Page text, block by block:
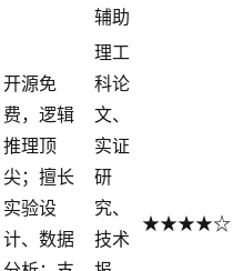
辅助
开源免
费，逻辑
推理顶
尖；擅长
实验设
计、数据
理工
科论
文、
实证
研
究、
技术
★★★★☆